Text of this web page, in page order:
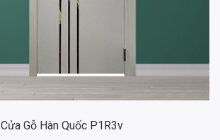
Cửa Gỗ Hàn Quốc P1R3v